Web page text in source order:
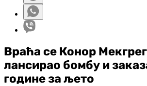
Враћа се Конор
лансирао бомбу и
године за љето